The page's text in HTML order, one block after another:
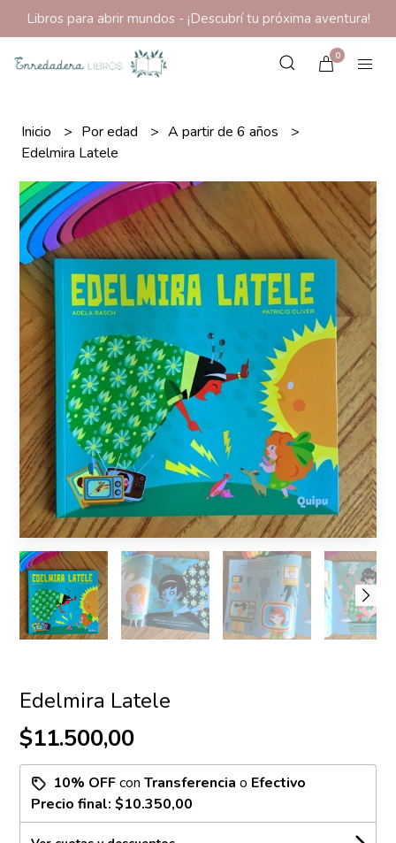
Libros para abrir mundos - ¡Descubrí tu próxima aventura!
0
Inicio Por edad
A partir de 6 años
Edelmira Latele
Edelmira Latele
$11.500,00
10% OFFconTransferencia o Efectivo
Precio final:$10.350,00